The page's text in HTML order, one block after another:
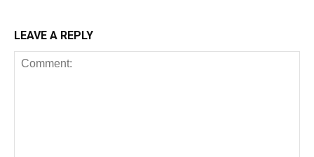
LEAVE A REPLY